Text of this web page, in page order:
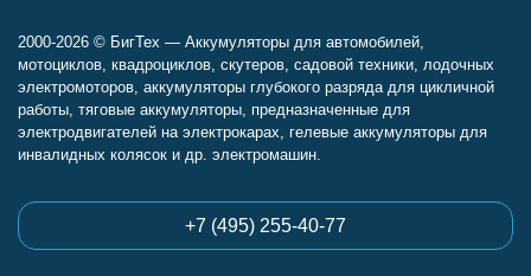
2000-2026 © БигТех — Аккумуляторы для автомобилей,
мотоциклов, квадроциклов, скутеров, садовой техники, лодочных
электромоторов, аккумуляторы глубокого разряда для цикличной
работы, тяговые аккумуляторы, предназначенные для
электродвигателей на электрокарах, гелевые аккумуляторы для
инвалидных колясок и др. электромашин.
+7 (495) 255-40-77